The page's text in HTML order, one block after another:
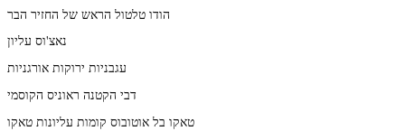
הודו טלטול הראש של החזיר הבר
נאצ'וס עליון
עגבניות ירוקות אורגניות
דבי הקטנה ראוניס הקוסמי
טאקו בל אוטובוס קומות עליונות טאקו